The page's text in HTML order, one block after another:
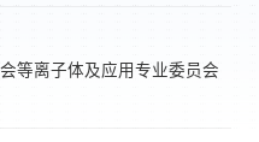
等离子体及应用专业委员会